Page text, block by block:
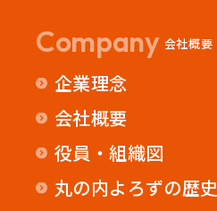
Company 会社概要
企業理念
会社概要
役員・組織図
丸の内よろずの歴史